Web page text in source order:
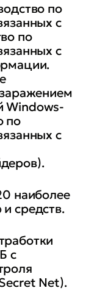
по
с
по
с
Windows-
по
с
наиболее
средств.
с
Net).